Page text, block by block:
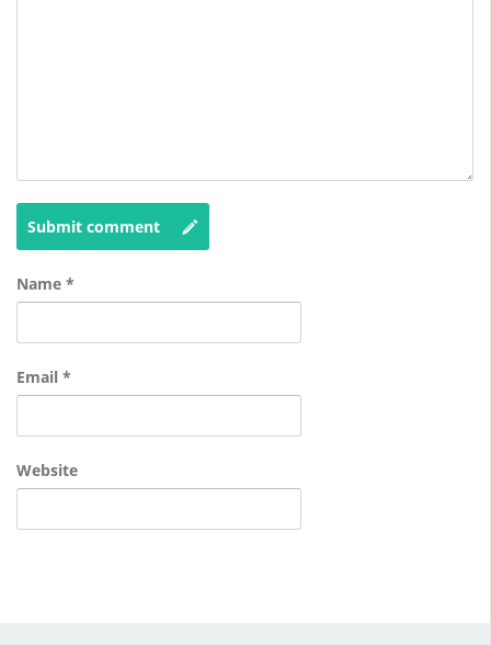
Submit comment
Name *
Email *
Website